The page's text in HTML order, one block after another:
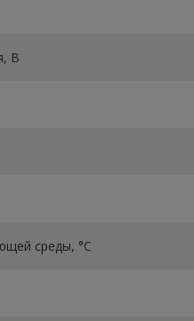
В
среды, °C